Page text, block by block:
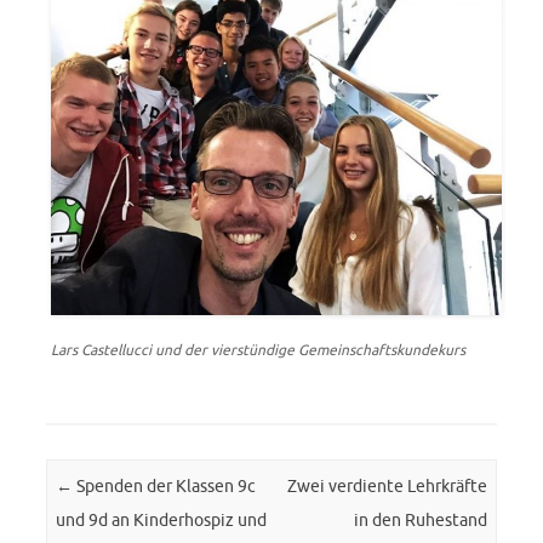
Lars Castellucci und der vierstündige Gemeinschaftskundekurs
Post navigation
← Spenden der Klassen 9c
und 9d an Kinderhospiz und
Zwei verdiente Lehrkräfte
in den Ruhestand